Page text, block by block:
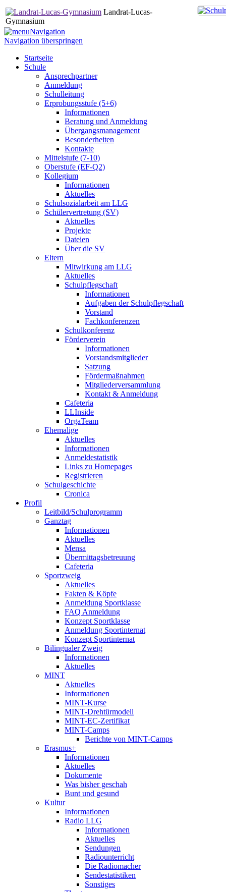
Landrat-Lucas-
Gymnasium
Navigation
Navigation überspringen
Startseite
Schule
Ansprechpartner
Anmeldung
Schulleitung
Erprobungsstufe (5+6)
Informationen
Beratung und Anmeldung
Übergangsmanagement
Besonderheiten
Kontakte
Mittelstufe (7-10)
Oberstufe (EF-Q2)
Kollegium
Informationen
Aktuelles
Schulsozialarbeit am LLG
Schülervertretung (SV)
Aktuelles
Projekte
Dateien
Über die SV
Eltern
Mitwirkung am LLG
Aktuelles
Schulpflegschaft
Informationen
Aufgaben der Schulpflegschaft
Vorstand
Fachkonferenzen
Schulkonferenz
Förderverein
Informationen
Vorstandsmitglieder
Satzung
Fördermaßnahmen
Mitgliederversammlung
Kontakt & Anmeldung
Cafeteria
LLInside
OrgaTeam
Ehemalige
Aktuelles
Informationen
Anmeldestatistik
Links zu Homepages
Registrieren
Schulgeschichte
Cronica
Profil
Leitbild/Schulprogramm
Ganztag
Informationen
Aktuelles
Mensa
Übermittagsbetreuung
Cafeteria
Sportzweig
Aktuelles
Fakten & Köpfe
Anmeldung Sportklasse
FAQ Anmeldung
Konzept Sportklasse
Anmeldung Sportinternat
Konzept Sportinternat
Bilingualer Zweig
Informationen
Aktuelles
MINT
Aktuelles
Informationen
MINT-Kurse
MINT-Drehtürmodell
MINT-EC-Zertifikat
MINT-Camps
Berichte von MINT-Camps
Erasmus+
Informationen
Aktuelles
Dokumente
Was bisher geschah
Bunt und gesund
Kultur
Informationen
Radio LLG
Informationen
Aktuelles
Sendungen
Radiounterricht
Die Radiomacher
Sendestatistiken
Sonstiges